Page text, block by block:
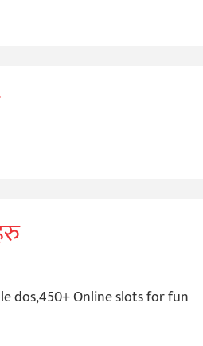
dos,450+ Online slots for fun